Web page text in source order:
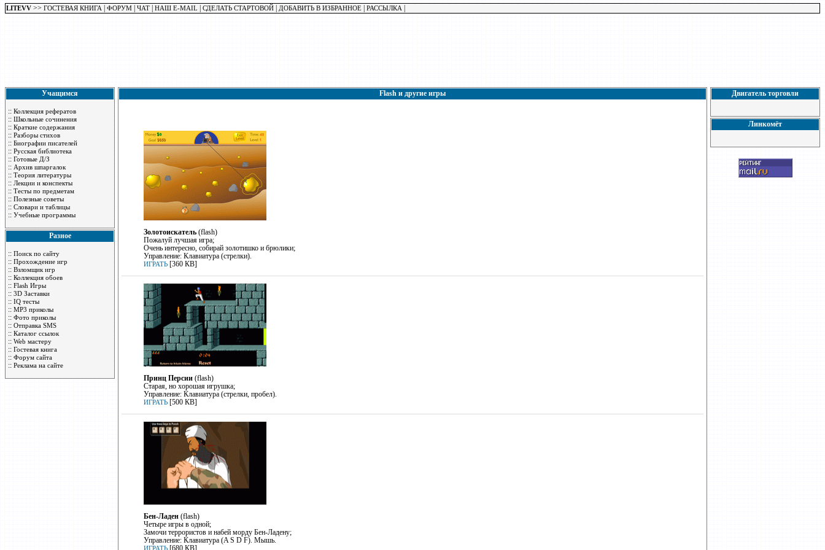
LITEVV >> ГОСТЕВАЯ КНИГА ФОРУМ ЧАТ НАШ E-MAIL СДЕЛАТЬ СТАРТОВОЙ ДОБАВИТЬ В ИЗБРАННОЕ РАССЫЛКА
Учащимся
:: Коллекция рефератов
:: Школьные сочинения
:: Краткие содержания
:: Разборы стихов
:: Биографии писателей
:: Русская библиотека
:: Готовые Д/З
:: Архив шпаргалок
:: Теория литературы
:: Лекции и конспекты
:: Тесты по предметам
:: Полезные советы
:: Словари и таблицы
:: Учебные программы
Разное
:: Поиск по сайту
:: Прохождение игр
:: Взломщик игр
:: Коллекция обоев
:: Flash Игры
:: 3D Заставки
:: IQ тесты
:: MP3 приколы
:: Фото приколы
:: Отправка SMS
:: Каталог ссылок
:: Web мастеру
:: Гостевая книга
:: Форум сайта
:: Реклама на сайте
Flash и другие игры
Золотоискатель (flash)
Пожалуй лучшая игра;
Очень интересно, собирай золотишко и брюлики;
Управление: Клавиатура (стрелки).
ИГРАТЬ [360 КB]
Принц Персии (flash)
Старая, но хорошая игрушка;
Управление: Клавиатура (стрелки, пробел).
ИГРАТЬ [500 КB]
Бен-Ладен (flash)
Четыре игры в одной;
Замочи террористов и набей морду Бен-Ладену;
Управление: Клавиатура (A S D F). Мышь.
ИГРАТЬ [680 КB]
Двигатель торговли
Линкомёт